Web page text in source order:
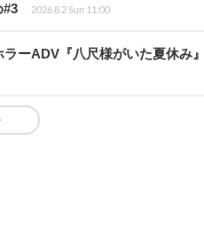
#3
2026.8.2 Sun 11:00
ーADV『八尺様がいた夏休み』